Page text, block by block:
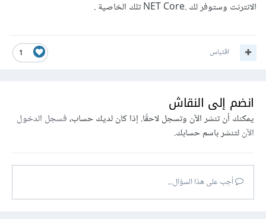
الانترنت وستوفر لك .NET Core تلك الخاصية .
1 اقتباس
انضم إلى النقاش
يمكنك أن تنشر الآن وتسجل لاحقًا. إذا كان لديك حساب،فسجل الدخول
الآنلتنشر باسم حسابك.
أجب على هذا السؤال...